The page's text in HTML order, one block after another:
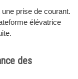
prise de courant.
élévatrice
des